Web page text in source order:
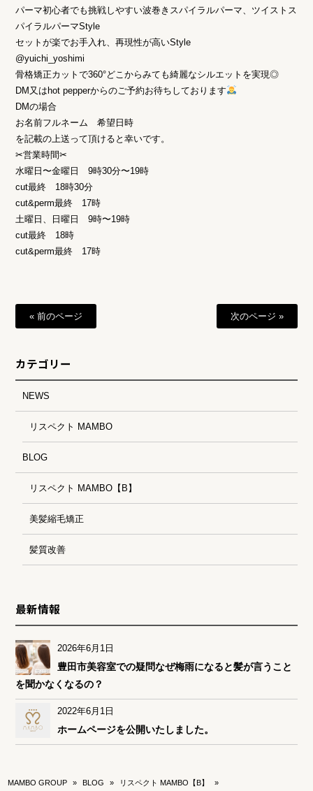
パーマ初心者でも挑戦しやすい波巻きスパイラルパーマ、ツイストス
パイラルパーマStyle
セットが楽でお手入れ、再現性が高いStyle
@yuichi_yoshimi
骨格矯正カットで360°どこからみても綺麗なシルエットを実現◎
DM又はhot pepperからのご予約お待ちしております
DMの場合
お名前フルネーム 希望日時
を記載の上送って頂けると幸いです。
✂︎営業時間✂︎
水曜日〜金曜日 9時30分〜19時
cut最終 18時30分
cut&perm最終 17時
土曜日、日曜日 9時〜19時
cut最終 18時
cut&perm最終 17時
« 前のページ 次のページ »
カテゴリー
NEWS
リスペクト MAMBO
BLOG
リスペクト MAMBO【B】
美髪縮毛矯正
髪質改善
最新情報
2026年6月1日
豊田市美容室での疑問なぜ梅雨になると髪が言うこと
を聞かなくなるの？
2022年6月1日
ホームページを公開いたしました。
MAMBO GROUP » BLOG » リスペクト MAMBO【B】 »